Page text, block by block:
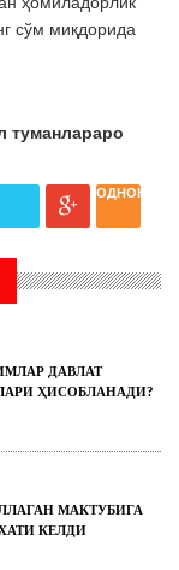
сўм миқдорида
туманлараро
ДАВЛАТ
ҲИСОБЛАНАДИ?
МАКТУБИГА
КЕЛДИ